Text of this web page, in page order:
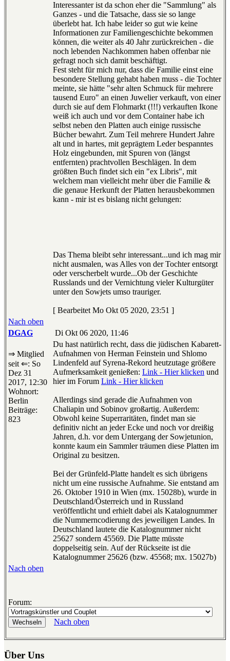
Interessanter ist da schon eher die "Sammlung" als
Ganzes - und die Tatsache, dass sie so lange
überlebt hat. Ich habe leider so gut wie keine
Informationen zur Familiengeschichte bekommen
können, die weiter als 40 Jahr zurückreichen - die
noch lebenden Nachkommen haben offenbar nie
gefragt noch sich damit beschäftigt.
Fest steht für mich nur, dass die Familie einst eine
besondere Stellung gehabt haben muss - die Tochter
meinte, sie hätte "sehr alten Schmuck für mehrere
tausend Euro" an einen Juwelier verkauft, von einer
durch sie auf dem Flohmarkt (!!!) verkauften Ikone
weiß ich auch und vor dem Container habe ich
selbst neben den Platten auch einige russische
Bücher bewahrt. Zum Teil mehrere Hundert Jahre
alt und in hartes, mit geprägtem Leder bespanntes
Holz eingebunden, mit Spuren von (längst
entfernten) prachtvollen Beschlägen. In dem
größten Buch findet sich ein "ex Libris", mit
welchem man vielleicht mehr über die Familie &
die genaue Herkunft der Platten herausbekommen
kann - mir ist es bislang nicht gelungen:
Das Thema bleibt sehr interessant...und ich mag mir
nicht ausmalen, was Alles von der Tochter entsorgt
oder verscherbelt wurde...Ob der Geschichte
Russlands und der Vernichtung vieler Kulturgüter
unter den Sowjets umso trauriger.
[ Bearbeitet Mo Okt 05 2020, 23:51 ]
Nach oben
DGAG
Di Okt 06 2020, 11:46
⇒ Mitglied
seit ⇐: So
Dez 31
2017, 12:30
Wohnort:
Berlin
Beiträge:
823
Du hast natürlich recht, dass die jüdischen Kabarett-
Aufnahmen von Herman Feinstein und Shlomo
Lindenfeld auf Syrena-Rekord heutzutage größere
Aufmerksamkeit genießen: Link - Hier klicken und
hier im Forum Link - Hier klicken
Allerdings sind gerade die Aufnahmen von
Chaliapin und Sobinov großartig. Außerdem:
Obwohl keine Superraritäten, findet man sie
definitiv nicht an jeder Ecke und noch vor dreißig
Jahren, d.h. vor dem Untergang der Sowjetunion,
konnte kaum ein Sammler träumen diese Platten im
Original zu besitzen.
Bei der Grünfeld-Platte handelt es sich übrigens
nicht um eine russische Aufnahme. Sie entstand am
26. Oktober 1910 in Wien (mx. 15028b), wurde in
Deutschland/Österreich und in Russland
veröffentlicht und erhielt dabei als Katalognummer
die Nummerncodierung des jeweiligen Landes. In
Deutschland lautete die Katalognummer nicht
25627 sondern 45569. Die Platte müsste
doppelseitig sein. Auf der Rückseite ist die
Katalognummer 25626 (bzw. 45568; mx. 15027b)
Nach oben
Forum:
Nach oben
Über Uns